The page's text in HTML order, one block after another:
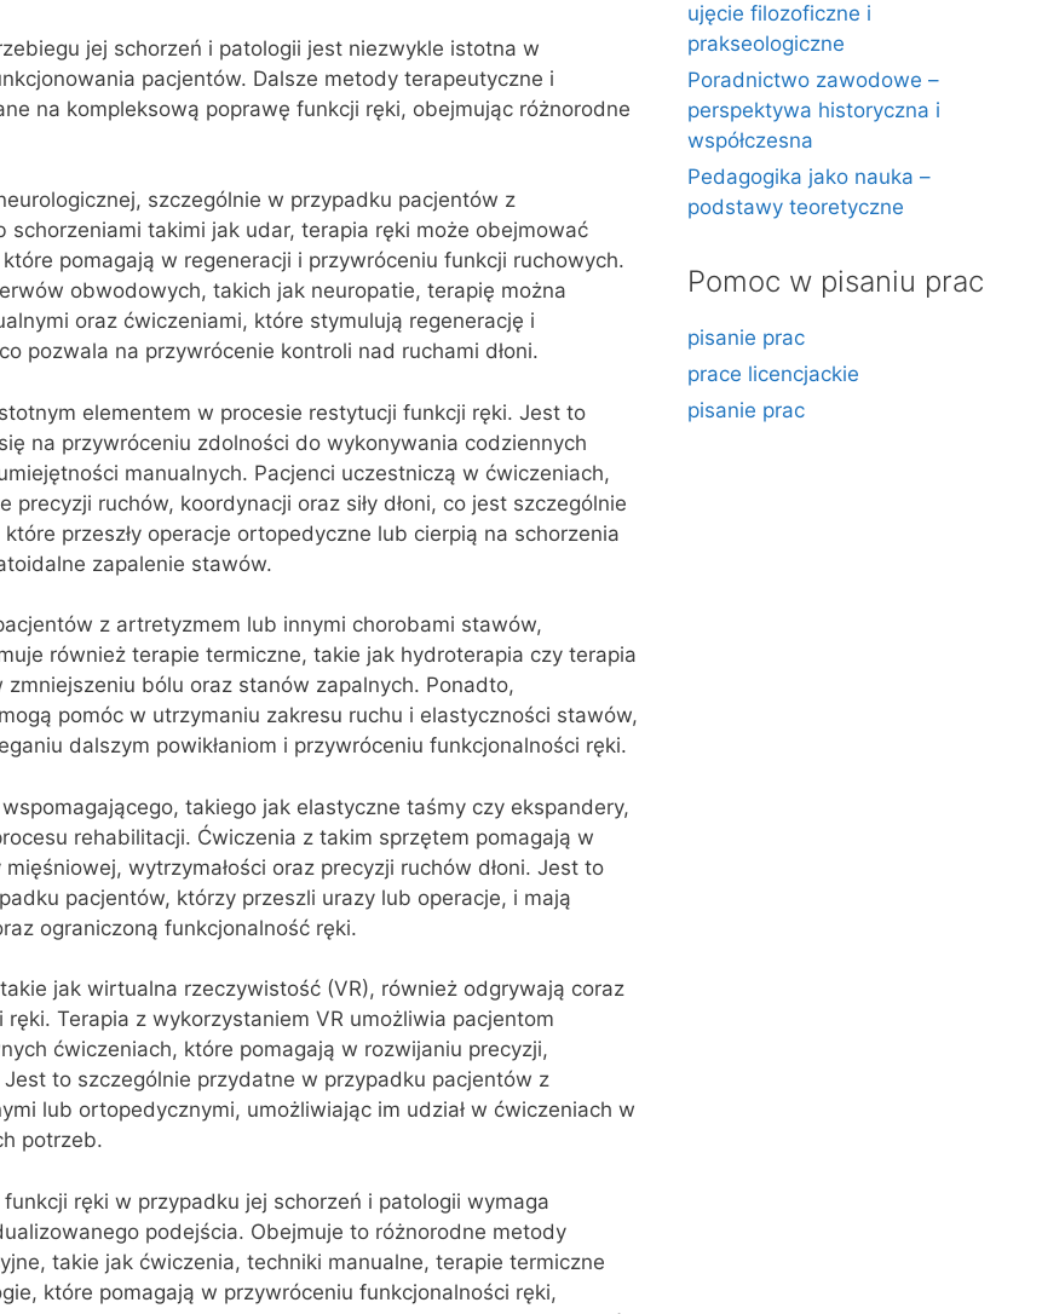
jej schorzeń i patologii jest niezwykle istotna w
pacjentów. Dalsze metody terapeutyczne i
na kompleksową poprawę funkcji ręki, obejmując różnorodne
szczególnie w przypadku pacjentów z
schorzeniami takimi jak udar, terapia ręki może obejmować
pomagają w regeneracji i przywróceniu funkcji ruchowych.
obwodowych, takich jak neuropatie, terapię można
oraz ćwiczeniami, które stymulują regenerację i
pozwala na przywrócenie kontroli nad ruchami dłoni.
elementem w procesie restytucji funkcji ręki. Jest to
na przywróceniu zdolności do wykonywania codziennych
manualnych. Pacjenci uczestniczą w ćwiczeniach,
precyzji ruchów, koordynacji oraz siły dłoni, co jest szczególnie
przeszły operacje ortopedyczne lub cierpią na schorzenia
zapalenie stawów.
z artretyzmem lub innymi chorobami stawów,
również terapie termiczne, takie jak hydroterapia czy terapia
zmniejszeniu bólu oraz stanów zapalnych. Ponadto,
pomóc w utrzymaniu zakresu ruchu i elastyczności stawów,
dalszym powikłaniom i przywróceniu funkcjonalności ręki.
takiego jak elastyczne taśmy czy ekspandery,
rehabilitacji. Ćwiczenia z takim sprzętem pomagają w
wytrzymałości oraz precyzji ruchów dłoni. Jest to
pacjentów, którzy przeszli urazy lub operacje, i mają
ograniczoną funkcjonalność ręki.
jak wirtualna rzeczywistość (VR), również odgrywają coraz
Terapia z wykorzystaniem VR umożliwia pacjentom
ćwiczeniach, które pomagają w rozwijaniu precyzji,
Jest to szczególnie przydatne w przypadku pacjentów z
lub ortopedycznymi, umożliwiając im udział w ćwiczeniach w
potrzeb.
ręki w przypadku jej schorzeń i patologii wymaga
podejścia. Obejmuje to różnorodne metody
takie jak ćwiczenia, techniki manualne, terapie termiczne
które pomagają w przywróceniu funkcjonalności ręki,
ujęcie filozoficzne i
prakseologiczne
Poradnictwo zawodowe –
perspektywa historyczna i
współczesna
Pedagogika jako nauka –
podstawy teoretyczne
Pomoc w pisaniu prac
pisanie prac
prace licencjackie
pisanie prac